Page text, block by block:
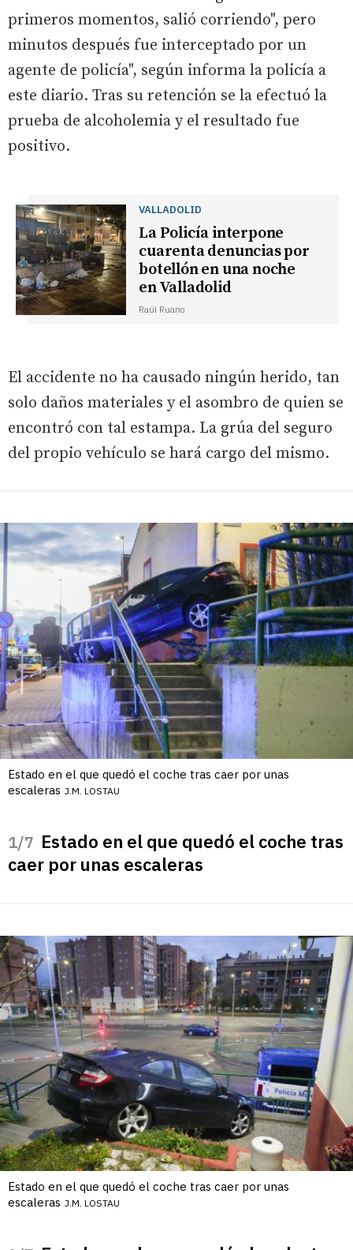
primeros momentos, salió corriendo", pero
minutos después fue interceptado por un
agente de policía", según informa la policía a
este diario. Tras su retención se la efectuó la
prueba de alcoholemia y el resultado fue
positivo.
VALLADOLID
La Policía interpone
cuarenta denuncias por
botellón en una noche
en Valladolid
Raúl Ruano
El accidente no ha causado ningún herido, tan
solo daños materiales y el asombro de quien se
encontró con tal estampa. La grúa del seguro
del propio vehículo se hará cargo del mismo.
Estado en el que quedó el coche tras caer por unas
escaleras J.M. LOSTAU
/7 Estado en el que quedó el coche tras
caer por unas escaleras
Estado en el que quedó el coche tras caer por unas
escaleras J.M. LOSTAU